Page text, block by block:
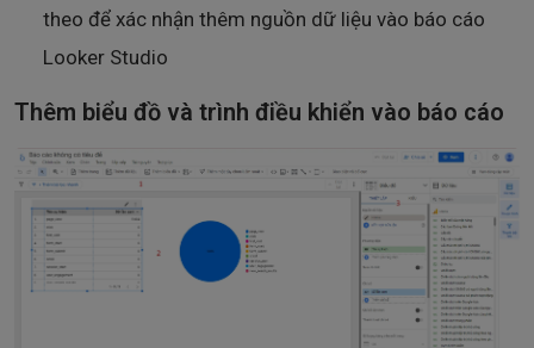
theo để xác nhận thêm nguồn dữ liệu vào báo cáo
Looker Studio
Thêm biểu đồ và trình điều khiển vào báo cáo